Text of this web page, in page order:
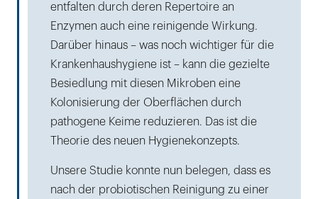
entfalten durch deren Repertoire an
Enzymen auch eine reinigende Wirkung.
Darüber hinaus – was noch wichtiger für die
Krankenhaushygiene ist – kann die gezielte
Besiedlung mit diesen Mikroben eine
Kolonisierung der Oberflächen durch
pathogene Keime reduzieren. Das ist die
Theorie des neuen Hygienekonzepts.
Unsere Studie konnte nun belegen, dass es
nach der probiotischen Reinigung zu einer